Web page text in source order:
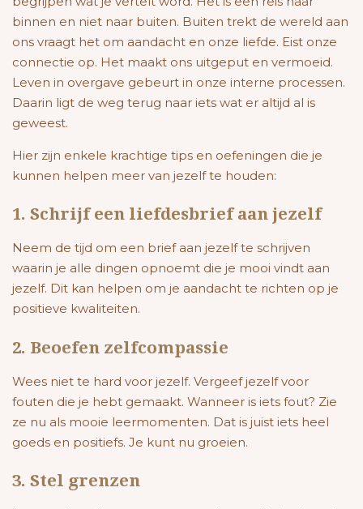
binnen en niet naar buiten. Buiten trekt de wereld aan
ons vraagt het om aandacht en onze liefde. Eist onze
connectie op. Het maakt ons uitgeput en vermoeid.
Leven in overgave gebeurt in onze interne processen.
Daarin ligt de weg terug naar iets wat er altijd al is
geweest.
Hier zijn enkele krachtige tips en oefeningen die je
kunnen helpen meer van jezelf te houden:
1. Schrijf een liefdesbrief aan jezelf
Neem de tijd om een brief aan jezelf te schrijven
waarin je alle dingen opnoemt die je mooi vindt aan
jezelf. Dit kan helpen om je aandacht te richten op je
positieve kwaliteiten.
2. Beoefen zelfcompassie
Wees niet te hard voor jezelf. Vergeef jezelf voor
fouten die je hebt gemaakt. Wanneer is iets fout? Zie
ze nu als mooie leermomenten. Dat is juist iets heel
goeds en positiefs. Je kunt nu groeien.
3. Stel grenzen